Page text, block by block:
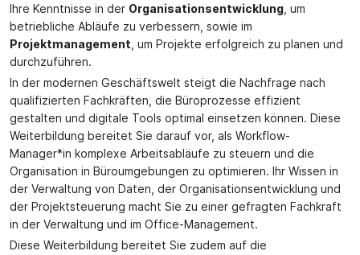
Ihre Kenntnisse in der Organisationsentwicklung , um
betriebliche Abläufe zu verbessern, sowie im
Projektmanagement , um Projekte erfolgreich zu planen und
durchzuführen.
In der modernen Geschäftswelt steigt die Nachfrage nach
qualifizierten Fachkräften, die Büroprozesse effizient
gestalten und digitale Tools optimal einsetzen können. Diese
Weiterbildung bereitet Sie darauf vor, als Workflow-
Manager*in komplexe Arbeitsabläufe zu steuern und die
Organisation in Büroumgebungen zu optimieren. Ihr Wissen in
der Verwaltung von Daten, der Organisationsentwicklung und
der Projektsteuerung macht Sie zu einer gefragten Fachkraft
in der Verwaltung und im Office-Management.
Diese Weiterbildung bereitet Sie zudem auf die